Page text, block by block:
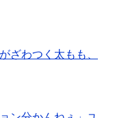
ざわつく太もも、